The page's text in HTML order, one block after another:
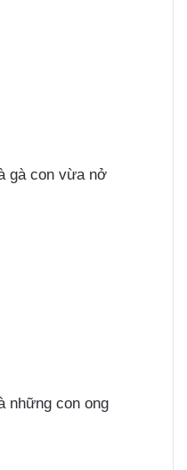
gà con vừa nở
những con ong